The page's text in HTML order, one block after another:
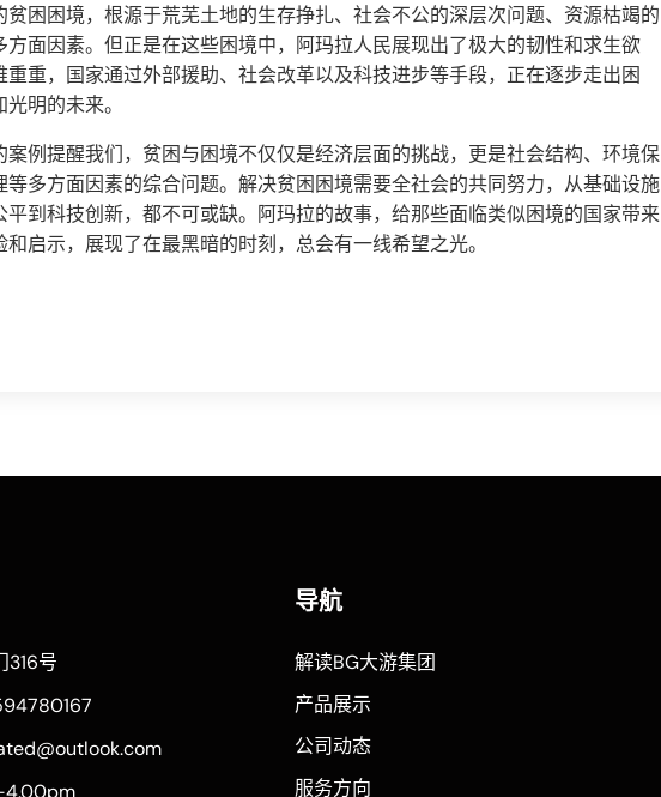
贫困困境，根源于荒芜土地的生存挣扎、社会不公的深层次问题、资源枯竭的
方面因素。但正是在这些困境中，阿玛拉人民展现出了极大的韧性和求生欲
重重，国家通过外部援助、社会改革以及科技进步等手段，正在逐步走出困
明的未来。
案例提醒我们，贫困与困境不仅仅是经济层面的挑战，更是社会结构、环境保
等多方面因素的综合问题。解决贫困困境需要全社会的共同努力，从基础设施
平到科技创新，都不可或缺。阿玛拉的故事，给那些面临类似困境的国家带来
和启示，展现了在最黑暗的时刻，总会有一线希望之光。
316号
4.00pm
导航
解读BG大游集团
产品展示
公司动态
服务方向